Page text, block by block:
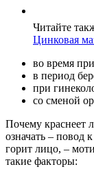
Читайте
Цинковая
во время
в период
при
со сменой
Почему краснеет
означать – повод
горит лицо, –
такие факторы: